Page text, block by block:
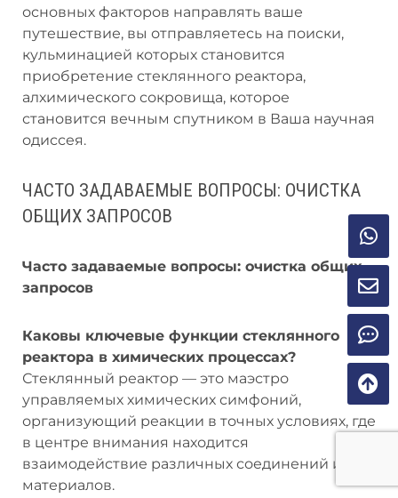
основных факторов направлять ваше
путешествие, вы отправляетесь на поиски,
кульминацией которых становится
приобретение стеклянного реактора,
алхимического сокровища, которое
становится вечным спутником в Ваша научная
одиссея.
ЧАСТО ЗАДАВАЕМЫЕ ВОПРОСЫ: ОЧИСТКА
ОБЩИХ ЗАПРОСОВ
Часто задаваемые вопросы: очистка общих
запросов
Каковы ключевые функции стеклянного
реактора в химических процессах?
Стеклянный реактор — это маэстро
управляемых химических симфоний,
организующий реакции в точных условиях, где
в центре внимания находится
взаимодействие различных соединений и
материалов.